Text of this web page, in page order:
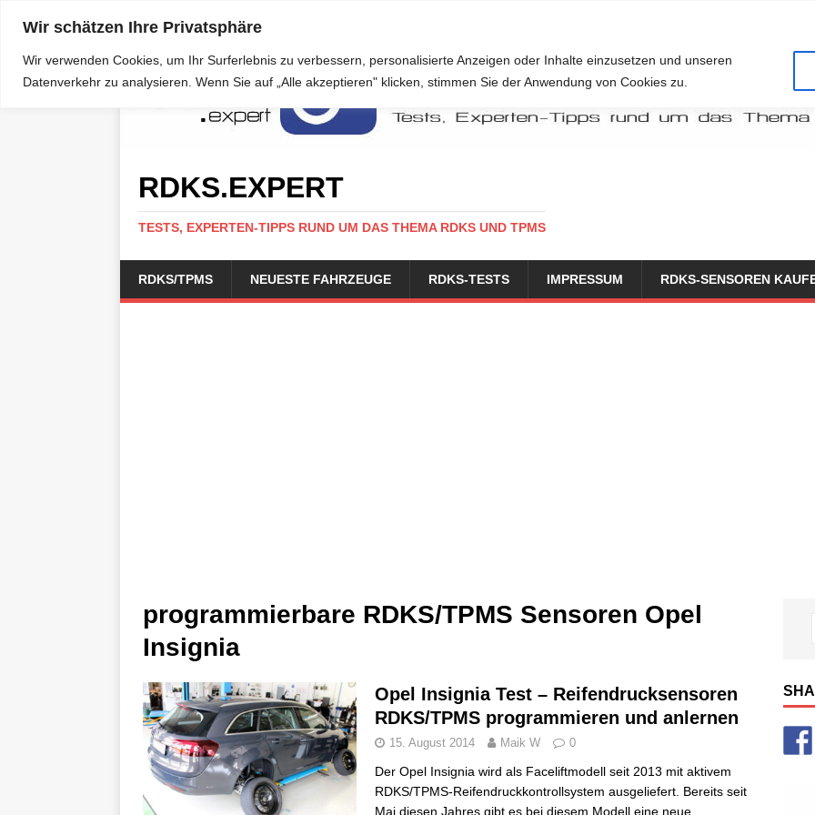
Wir schätzen Ihre Privatsphäre
Wir verwenden Cookies, um Ihr Surferlebnis zu verbessern, personalisierte Anzeigen oder Inhalte einzusetzen und unseren
Datenverkehr zu analysieren. Wenn Sie auf „Alle akzeptieren" klicken, stimmen Sie der Anwendung von Cookies zu.
RDKS.EXPERT
TESTS, EXPERTEN-TIPPS RUND UM DAS THEMA RDKS UND TPMS
RDKS/TPMS NEUESTE FAHRZEUGE RDKS-TESTS IMPRESSUM RDKS-SENSOREN
programmierbare RDKS/TPMS Sensoren Opel
Insignia
Opel Insignia Test – Reifendrucksensoren
RDKS/TPMS programmieren und anlernen
15. August 2014 Maik W 0
Der Opel Insignia wird als Faceliftmodell seit 2013 mit aktivem
RDKS/TPMS-Reifendruckkontrollsystem ausgeliefert. Bereits seit
Mai diesen Jahres gibt es bei diesem Modell eine neue